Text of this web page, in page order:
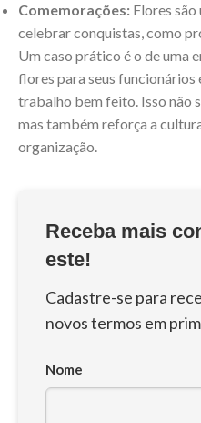
Comemorações: Flores
celebrar conquistas, como
Um caso prático é o de uma
flores para seus funcionários
trabalho bem feito. Isso não
mas também reforça a
organização.
Receba mais
este!
Cadastre-se para
novos termos em
Nome